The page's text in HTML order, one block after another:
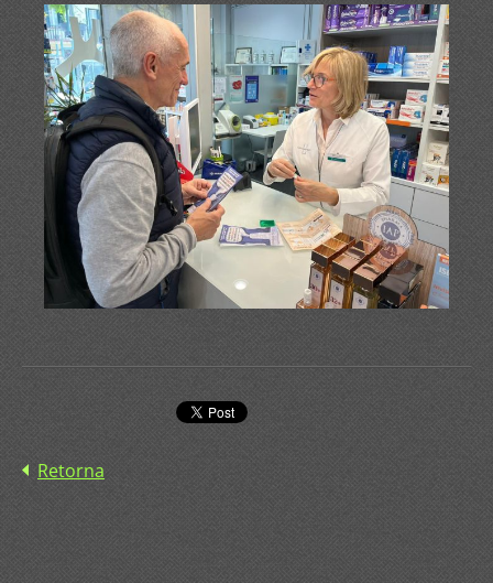
Retorna